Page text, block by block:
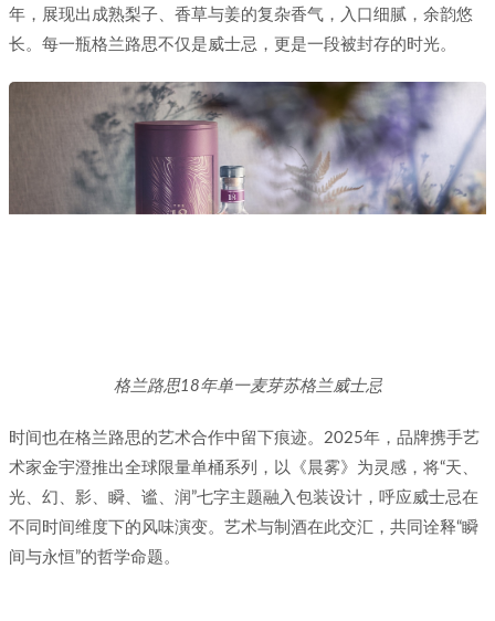
年，展现出成熟梨子、香草与姜的复杂香气，入口细腻，余韵悠
长。每一瓶格兰路思不仅是威士忌，更是一段被封存的时光。
格兰路思18年单一麦芽苏格兰威士忌
时间也在格兰路思的艺术合作中留下痕迹。2025年，品牌携手艺
术家金宇澄推出全球限量单桶系列，以《晨雾》为灵感，将“天、
光、幻、影、瞬、谧、润”七字主题融入包装设计，呼应威士忌在
不同时间维度下的风味演变。艺术与制酒在此交汇，共同诠释“瞬
间与永恒”的哲学命题。